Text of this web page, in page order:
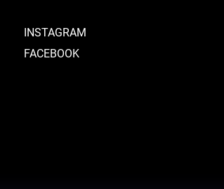
INSTAGRAM
FACEBOOK